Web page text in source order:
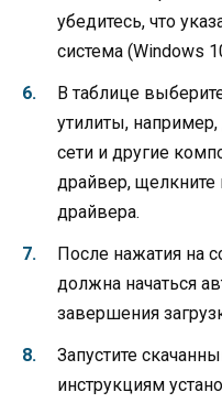
убедитесь, что
система (Windows
В таблице
утилиты,
сети и другие
драйвер,
драйвера.
После нажатия на
должна начаться
завершения
Запустите
инструкциям